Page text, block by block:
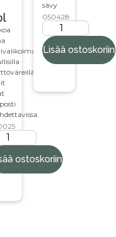
ostoskoriin
sävy
050428
Lisää ostoskoriin